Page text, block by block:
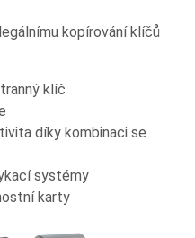
kopírování klíčů
klíč
díky kombinaci se
systémy
karty